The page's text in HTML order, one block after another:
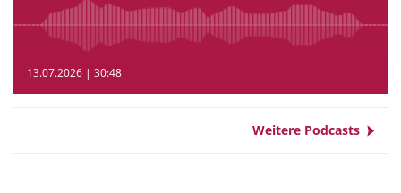
13.07.2026 | 30:48
Weitere Podcasts